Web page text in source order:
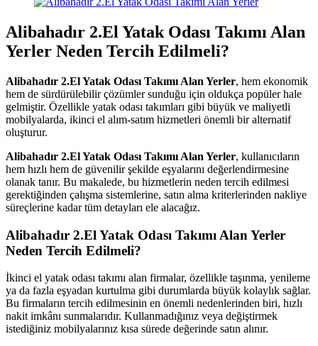
Alibahadır 2.El Yatak Odası Takımı Alan
Yerler Neden Tercih Edilmeli?
Alibahadır 2.El Yatak Odası Takımı Alan Yerler, hem ekonomik
hem de sürdürülebilir çözümler sunduğu için oldukça popüler hale
gelmiştir. Özellikle yatak odası takımları gibi büyük ve maliyetli
mobilyalarda, ikinci el alım-satım hizmetleri önemli bir alternatif
oluşturur.
Alibahadır 2.El Yatak Odası Takımı Alan Yerler, kullanıcıların
hem hızlı hem de güvenilir şekilde eşyalarını değerlendirmesine
olanak tanır. Bu makalede, bu hizmetlerin neden tercih edilmesi
gerektiğinden çalışma sistemlerine, satın alma kriterlerinden nakliye
süreçlerine kadar tüm detayları ele alacağız.
Alibahadır 2.El Yatak Odası Takımı Alan Yerler
Neden Tercih Edilmeli?
İkinci el yatak odası takımı alan firmalar, özellikle taşınma, yenileme
ya da fazla eşyadan kurtulma gibi durumlarda büyük kolaylık sağlar.
Bu firmaların tercih edilmesinin en önemli nedenlerinden biri, hızlı
nakit imkânı sunmalarıdır. Kullanmadığınız veya değiştirmek
istediğiniz mobilyalarınız kısa sürede değerinde satın alınır.